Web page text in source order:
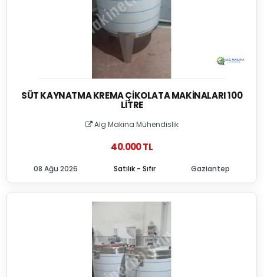
SÜT KAYNATMA KREMA ÇIKOLATA MAKINALARI 100
LITRE
Alg Makina Mühendislik
40.000 TL
Satılık - Sıfır
08 Ağu 2026 Gaziantep